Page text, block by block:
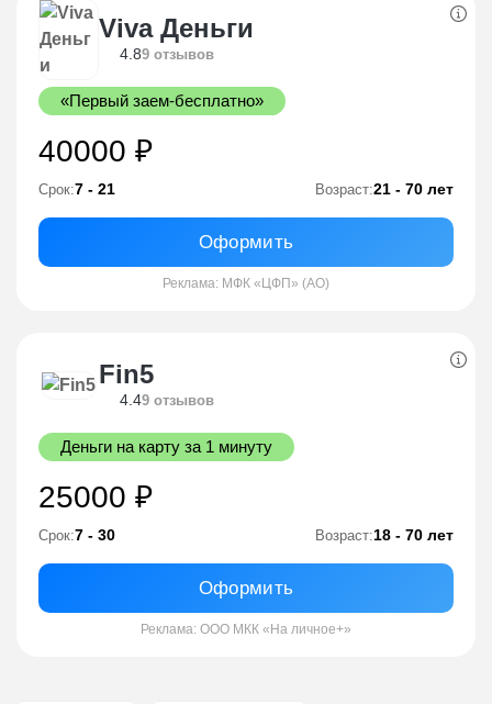
Viva Деньги
4.89 отзывов
«Первый заем-бесплатно»
40000 ₽
Срок:7 - 21 Возраст:21 - 70 лет
Оформить
Реклама: МФК «ЦФП» (АО)
Fin5
4.49 отзывов
Деньги на карту за 1 минуту
25000 ₽
Срок:7 - 30 Возраст:18 - 70 лет
Оформить
Реклама: ООО МКК «На личное+»